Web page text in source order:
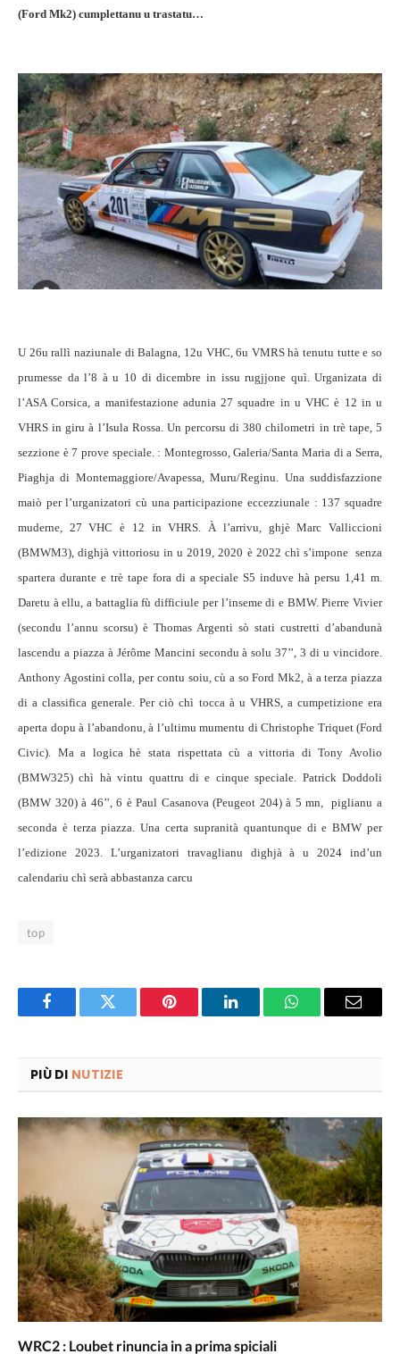
(Ford Mk2) cumplettanu u trastatu…
U 26u rallì naziunale di Balagna, 12u VHC, 6u VMRS hà tenutu tutte e so
prumesse da l’8 à u 10 di dicembre in issu rugjjone quì. Urganizata di
l’ASA Corsica, a manifestazione adunia 27 squadre in u VHC è 12 in u
VHRS in giru à l’Isula Rossa. Un percorsu di 380 chilometri in trè tape, 5
sezzione è 7 prove speciale. : Montegrosso, Galeria/Santa Maria di a Serra,
Piaghja di Montemaggiore/Avapessa, Muru/Reginu. Una suddisfazzione
maiò per l’urganizatori cù una participazione eccezziunale : 137 squadre
muderne, 27 VHC è 12 in VHRS. À l’arrivu, ghjè Marc Valliccioni
(BMWM3), dighjà vittoriosu in u 2019, 2020 è 2022 chì s’impone senza
spartera durante e trè tape fora di a speciale S5 induve hà persu 1,41 m.
Daretu à ellu, a battaglia fù difficiule per l’inseme di e BMW. Pierre Vivier
(secondu l’annu scorsu) è Thomas Argenti sò stati custretti d’abandunà
lascendu a piazza à Jérôme Mancini secondu à solu 37’’, 3 di u vincidore.
Anthony Agostini colla, per contu soiu, cù a so Ford Mk2, à a terza piazza
di a classifica generale. Per ciò chì tocca à u VHRS, a cumpetizione era
aperta dopu à l’abandonu, à l’ultimu mumentu di Christophe Triquet (Ford
Civic). Ma a logica hè stata rispettata cù a vittoria di Tony Avolio
(BMW325) chì hà vintu quattru di e cinque speciale. Patrick Doddoli
(BMW 320) à 46’’, 6 è Paul Casanova (Peugeot 204) à 5 mn, piglianu a
seconda è terza piazza. Una certa supranità quantunque di e BMW per
l’edizione 2023. L’urganizatori travaglianu dighjà à u 2024 ind’un
calendariu chì serà abbastanza carcu
top
FacebookTwitter Pinterest LinkedInWhatsAppEmail
PIÙ DI NUTIZIE
WRC2 : Loubet rinuncia in a prima spiciali